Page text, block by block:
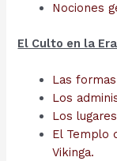
Nociones
El Culto en la
Las
Los
Los
El Templo
Vikinga.